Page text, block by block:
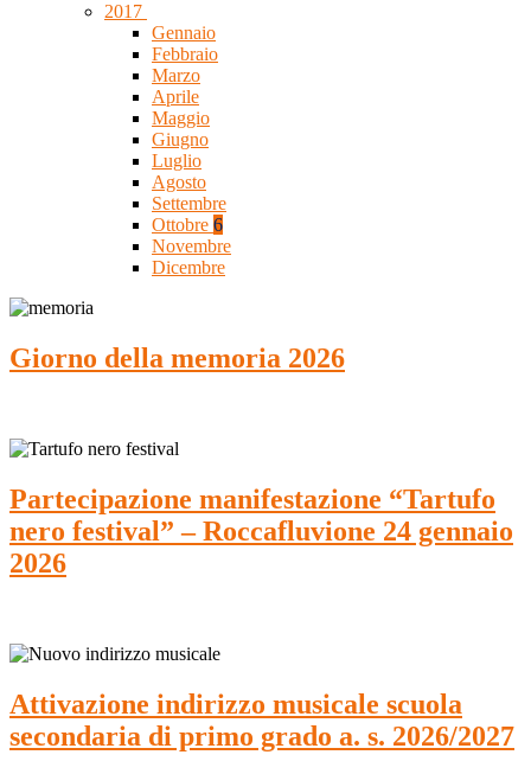
2017
Gennaio
Febbraio
Marzo
Aprile
Maggio
Giugno
Luglio
Agosto
Settembre
Ottobre 6
Novembre
Dicembre
Giorno della memoria 2026
Partecipazione manifestazione “Tartufo
nero festival” – Roccafluvione 24 gennaio
2026
Attivazione indirizzo musicale scuola
secondaria di primo grado a. s. 2026/2027